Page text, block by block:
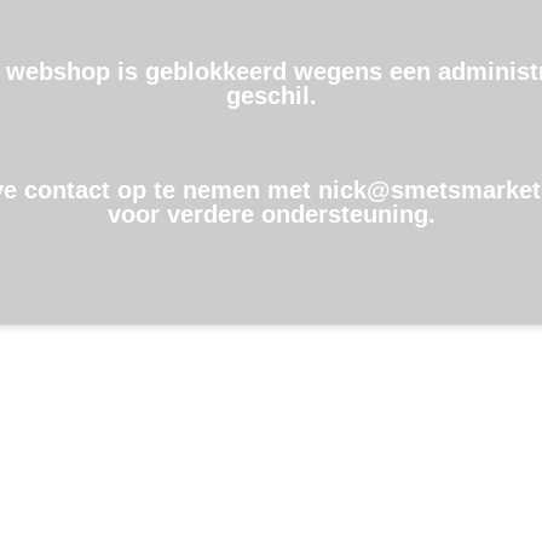
webshop is geblokkeerd wegens een
geschil.
contact op te nemen met
voor verdere ondersteuning.